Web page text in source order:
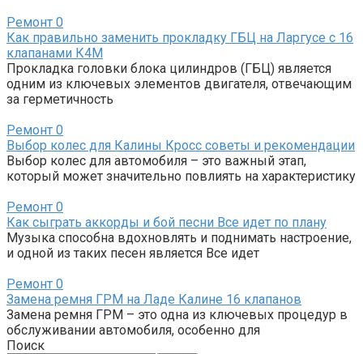
Ремонт 0
Как правильно заменить прокладку ГБЦ на Ларгусе с 16
клапанами К4М
Прокладка головки блока цилиндров (ГБЦ) является
одним из ключевых элементов двигателя, отвечающим
за герметичность
Ремонт 0
Выбор колес для Калины Кросс советы и рекомендации
Выбор колес для автомобиля – это важный этап,
который может значительно повлиять на характеристику
Ремонт 0
Как сыграть аккорды и бой песни Все идет по плану
Музыка способна вдохновлять и поднимать настроение,
и одной из таких песен является Все идет
Ремонт 0
Замена ремня ГРМ на Ладе Калине 16 клапанов
Замена ремня ГРМ – это одна из ключевых процедур в
обслуживании автомобиля, особенно для
Поиск